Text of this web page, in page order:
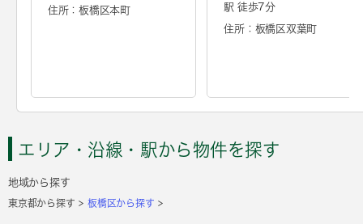
住所：板橋区本町
駅 徒歩7分
住所：板橋区双葉町
エリア・沿線・駅から物件を探す
地域から探す
東京都から探す 板橋区から探す